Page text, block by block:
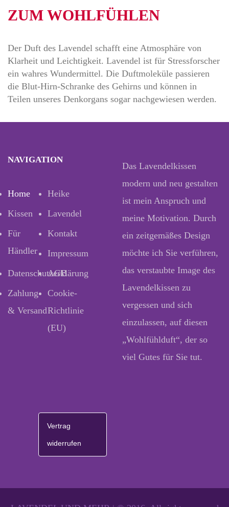
ZUM WOHLFÜHLEN
Der Duft des Lavendel schafft eine Atmosphäre von
Klarheit und Leichtigkeit. Lavendel ist für Stressforscher
ein wahres Wundermittel. Die Duftmoleküle passieren
die Blut-Hirn-Schranke des Gehirns und können in
Teilen unseres Denkorgans sogar nachgewiesen werden.
NAVIGATION
Home
Heike
Kissen
Lavendel
Für
Händler
Kontakt
Impressum
Datenschutzerklärung
AGB
Zahlung
& Versand
Cookie-
Richtlinie
(EU)
Das Lavendelkissen
modern und neu gestalten
ist mein Anspruch und
meine Motivation. Durch
ein zeitgemäßes Design
möchte ich Sie verführen,
das verstaubte Image des
Lavendelkissen zu
vergessen und sich
einzulassen, auf diesen
„Wohlfühlduft“, der so
viel Gutes für Sie tut.
Vertrag
widerrufen